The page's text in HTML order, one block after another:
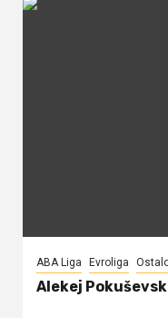
ABA Liga Evroliga
Alekej